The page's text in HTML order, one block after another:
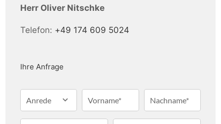
hochwertige Bauweise, energieeffiziente
Grundstücksnutzung. Auf insgesamt
rund 646 m² Hallen- und
Zusätzlich bietet das große Grundstück
Herr Oliver Nitschke
Telefon: +49 174 609 5024
Ihre Anfrage
Anrede Vorname* Nachname*